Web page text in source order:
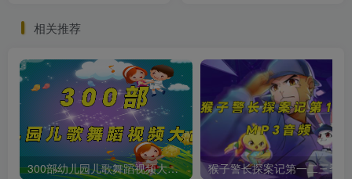
相关推荐
300部幼儿园儿歌舞蹈视频大合集